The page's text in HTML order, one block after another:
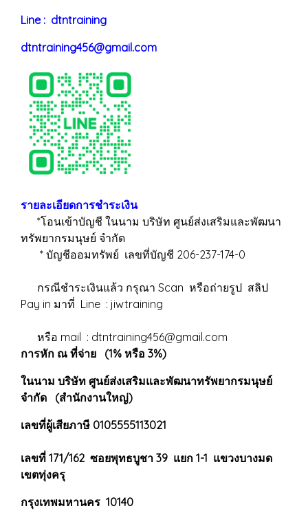
Line : dtntraining
dtntraining456@gmail.com
รายละเอียดการชำระเงิน
*โอนเข้าบัญชี ในนาม บริษัท ศูนย์ส่งเสริมและพัฒนา
ทรัพยากรมนุษย์ จำกัด
* บัญชีออมทรัพย์ เลขที่บัญชี 206-237-174-0
กรณีชำระเงินแล้ว กรุณา Scan หรือถ่ายรูป สลิป
Pay in มาที่ Line : jiwtraining
หรือ mail : dtntraining456@gmail.com
การหัก ณ ที่จ่าย (1% หรือ 3%)
ในนาม บริษัท ศูนย์ส่งเสริมและพัฒนาทรัพยากรมนุษย์
จำกัด (สำนักงานใหญ่)
เลขที่ผู้เสียภาษี 0105555113021
เลขที่ 171/162 ซอยพุทธบูชา 39 แยก 1-1 แขวงบางมด
เขตทุ่งครุ
กรุงเทพมหานคร 10140